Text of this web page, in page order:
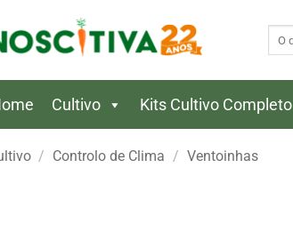
Cultivo Kits Cultivo Completo
/ Controlo de Clima / Ventoinhas